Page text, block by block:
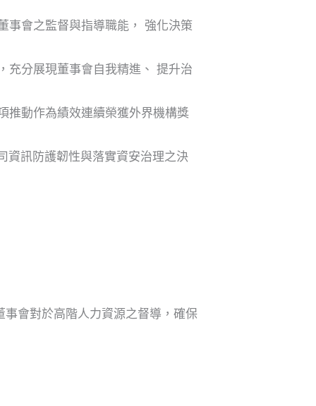
事會之監督與指導職能， 強化決策
充分展現董事會自我精進、 提升治
推動作為績效連續榮獲外界機構獎
資訊防護韌性與落實資安治理之決
會對於高階人力資源之督導，確保